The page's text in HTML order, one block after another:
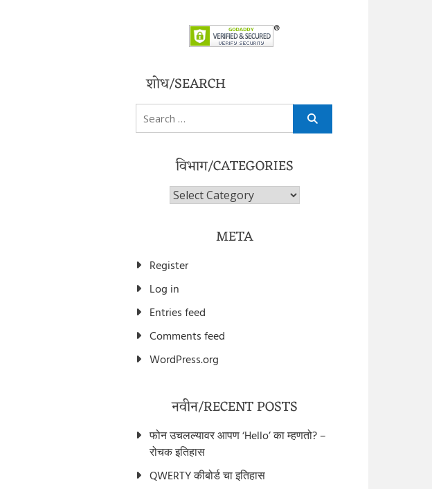
शोध/SEARCH
Search
for:
विभाग/CATEGORIES
विभाग/Categories
META
Register
Log in
Entries feed
Comments feed
WordPress.org
नवीन/RECENT POSTS
फोन उचलल्यावर आपण ‘Hello’ का म्हणतो? –
रोचक इतिहास
QWERTY कीबोर्ड चा इतिहास